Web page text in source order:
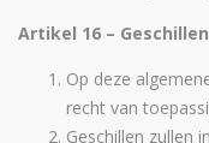
Artikel 16 – Geschillen
Op deze
recht van
Geschillen zullen